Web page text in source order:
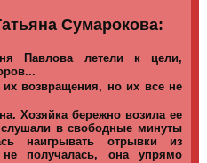
Сумарокова:
Павлова летели к цели,
возвращения, но их все не
Хозяйка бережно возила ее
в свободные минуты
наигрывать отрывки из
не получалась, она упрямо